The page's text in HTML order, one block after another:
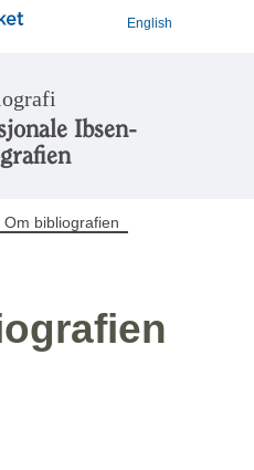
English
Ibsen-
Om bibliografien